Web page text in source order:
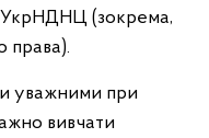
УкрНДНЦ (зокрема,
права).
уважними при
вивчати